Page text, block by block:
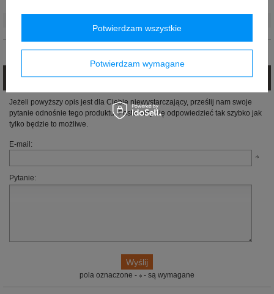
Opinie (0)
Zadaj pytanie
Jeżeli powyższy opis jest dla Ciebie niewystarczający, prześlij nam swoje
pytanie odnośnie tego produktu. Postaramy się odpowiedzieć tak szybko jak
tylko będzie to możliwe.
E-mail:
Pytanie:
pola oznaczone - - są wymagane
Potwierdzam wymagane
Potwierdzam wszystkie